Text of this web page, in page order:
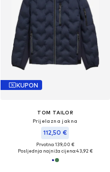
KUPON
TOM TAILOR
Prijelazna jakna
112,50 €
Prvotno: 139,00 €
Posljednja najniža cijena:43,92 €